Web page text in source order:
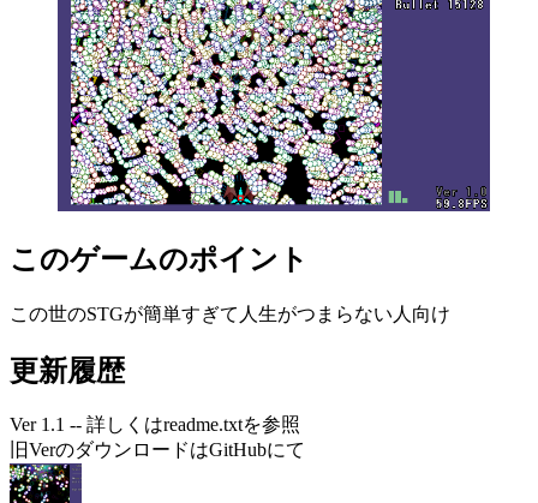
このゲームのポイント
この世のSTGが簡単すぎて人生がつまらない人向け
更新履歴
Ver 1.1 -- 詳しくはreadme.txtを参照
旧VerのダウンロードはGitHubにて